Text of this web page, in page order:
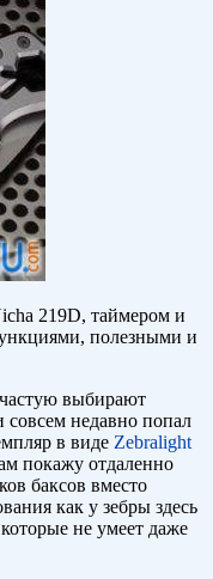
219D, таймером и
полезными и
выбирают
совсем недавно попал
в виде Zebralight
покажу отдаленно
баксов вместо
как у зебры здесь
не умеет даже